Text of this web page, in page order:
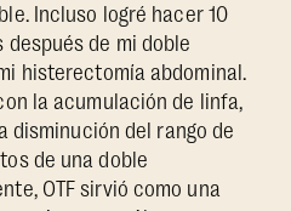
Incluso logré hacer 10
después de mi doble
histerectomía abdominal.
la acumulación de linfa,
disminución del rango de
de una doble
OTF sirvió como una